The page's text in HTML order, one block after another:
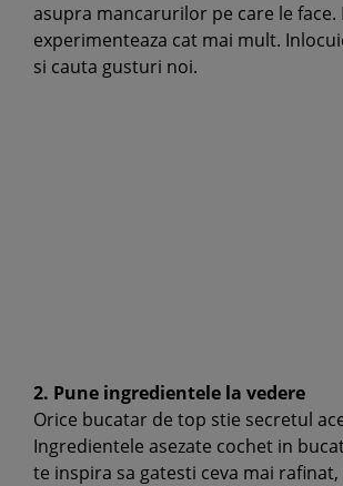
asupra mancarurilor pe care le face.
experimenteaza cat mai mult.
si cauta gusturi noi.
2. Pune ingredientele la vedere
Orice bucatar de top stie secretul
Ingredientele asezate cochet in
te inspira sa gatesti ceva mai